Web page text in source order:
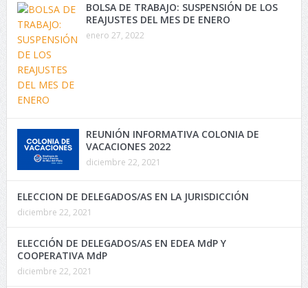
BOLSA DE TRABAJO: SUSPENSIÓN DE LOS
REAJUSTES DEL MES DE ENERO
enero 27, 2022
REUNIÓN INFORMATIVA COLONIA DE
VACACIONES 2022
diciembre 22, 2021
ELECCION DE DELEGADOS/AS EN LA JURISDICCIÓN
diciembre 22, 2021
ELECCIÓN DE DELEGADOS/AS EN EDEA MdP Y
COOPERATIVA MdP
diciembre 22, 2021